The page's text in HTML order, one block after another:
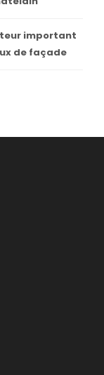
important
de façade